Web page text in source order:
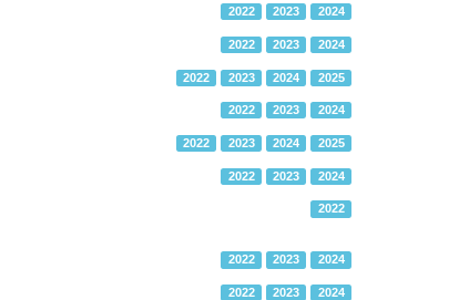
2022 2023 2024
2022 2023 2024
2022 2023 2024 2025
2022 2023 2024
2022 2023 2024 2025
2022 2023 2024
2022
2022 2023 2024
2022 2023 2024